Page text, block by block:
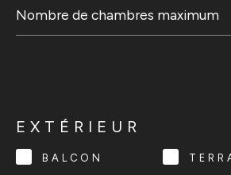
de
chambres
maximum
EXTÉRIEUR
BALCON